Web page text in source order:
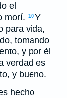
el
morí. 10Y
para vida,
tomando
y por él
verdad es
y bueno.
hecho